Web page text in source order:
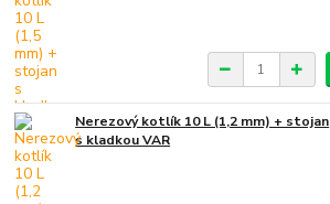
Nerezový kotlík 10 L (1,2 mm) + stojan
s kladkou VAR